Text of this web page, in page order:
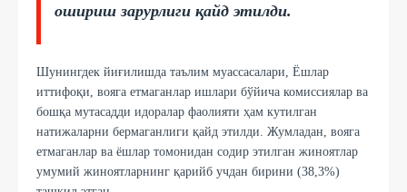
ошириш зарурлиги қайд этилди.
Шунингдек йиғилишда таълим муассасалари, Ёшлар
иттифоқи, вояга етмаганлар ишлари бўйича комиссиялар ва
бошқа мутасадди идоралар фаолияти ҳам кутилган
натижаларни бермаганлиги қайд этилди. Жумладан, вояга
етмаганлар ва ёшлар томонидан содир этилган жиноятлар
умумий жиноятларнинг қарийб учдан бирини (38,3%)